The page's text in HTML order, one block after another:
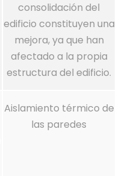
consolidación del
edificio constituyen una
mejora, ya que han
afectado a la propia
estructura del edificio.
Aislamiento térmico de
las paredes